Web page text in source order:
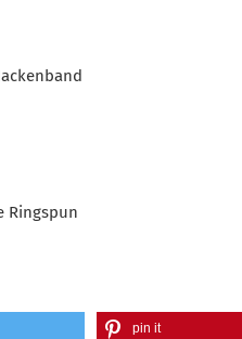
Ringspun
pin it